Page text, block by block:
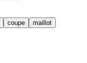
coupe
maillot